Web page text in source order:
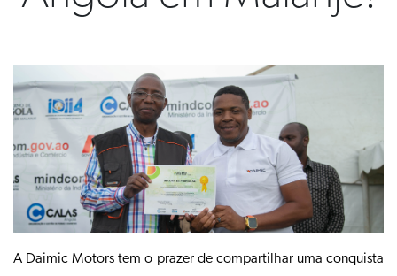
A Daimic Motors tem o prazer de compartilhar uma conquista